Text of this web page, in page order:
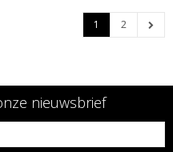
1 2
nieuwsbrief